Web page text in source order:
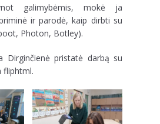
galimybėmis, mokė ja
ir parodė, kaip dirbti su
Photon, Botley).
Dirginčienė pristatė darbą su
fliphtml.